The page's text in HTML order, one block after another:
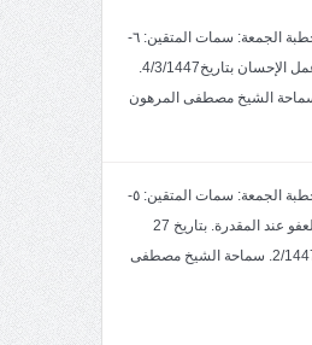
خطبة الجمعة: سمات المتقين: ٦-
عمل الإحسان بتاريخ4/3/1447.
الشيخ مصطفى المرهون
خطبة الجمعة: سمات المتقين: ٥-
العفو عند المقدرة. بتاريخ 27
2/1447. سماحة الشيخ مصطفى